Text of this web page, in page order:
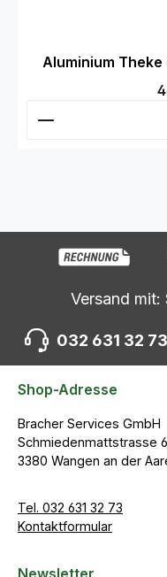
Aluminium
Produkt Anzahl:
Versand mit:
032 631 32 73
Shop-Adresse
Bracher Services GmbH
Schmiedenmattstrasse 6
3380 Wangen an der
Tel. 032 631 32 73
Kontaktformular